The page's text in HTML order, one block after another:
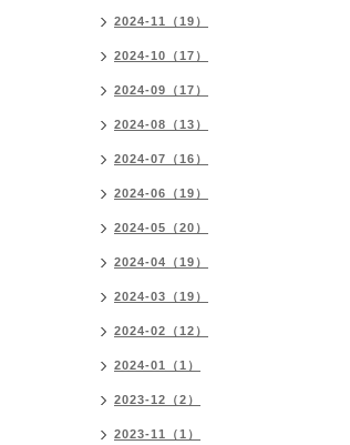
2024-11（19）
2024-10（17）
2024-09（17）
2024-08（13）
2024-07（16）
2024-06（19）
2024-05（20）
2024-04（19）
2024-03（19）
2024-02（12）
2024-01（1）
2023-12（2）
2023-11（1）